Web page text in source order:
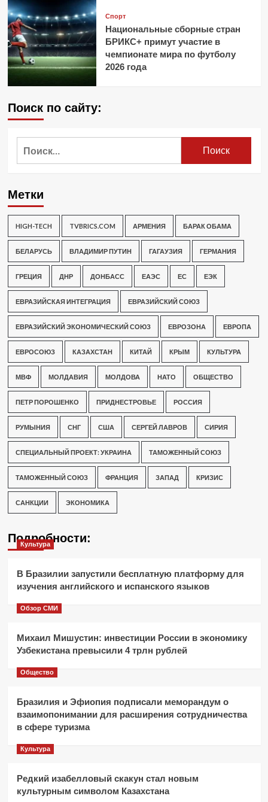
Спорт
Национальные сборные стран
БРИКС+ примут участие в
чемпионате мира по футболу
2026 года
Поиск по сайту:
Метки
HIGH-TECH TVBRICS.COM АРМЕНИЯ БАРАК ОБАМА
БЕЛАРУСЬ ВЛАДИМИР ПУТИН ГАГАУЗИЯ ГЕРМАНИЯ
ГРЕЦИЯ ДНР ДОНБАСС ЕАЭС ЕС ЕЭК
ЕВРАЗИЙСКАЯ ИНТЕГРАЦИЯ ЕВРАЗИЙСКИЙ СОЮЗ
ЕВРАЗИЙСКИЙ ЭКОНОМИЧЕСКИЙ СОЮЗ ЕВРОЗОНА ЕВРОПА
ЕВРОСОЮЗ КАЗАХСТАН КИТАЙ КРЫМ КУЛЬТУРА
МВФ МОЛДАВИЯ МОЛДОВА НАТО ОБЩЕСТВО
ПЕТР ПОРОШЕНКО ПРИДНЕСТРОВЬЕ РОССИЯ
РУМЫНИЯ СНГ США СЕРГЕЙ ЛАВРОВ СИРИЯ
СПЕЦИАЛЬНЫЙ ПРОЕКТ: УКРАИНА ТАМОЖЕННЫЙ СОЮЗ
ТАМОЖЕННЫЙ СОЮЗ ФРАНЦИЯ ЗАПАД КРИЗИС
САНКЦИИ ЭКОНОМИКА
Подробности:
Культура
В Бразилии запустили бесплатную платформу для
изучения английского и испанского языков
Обзор СМИ
Михаил Мишустин: инвестиции России в экономику
Узбекистана превысили 4 трлн рублей
Общество
Бразилия и Эфиопия подписали меморандум о
взаимопонимании для расширения сотрудничества
в сфере туризма
Культура
Редкий изабелловый скакун стал новым
культурным символом Казахстана